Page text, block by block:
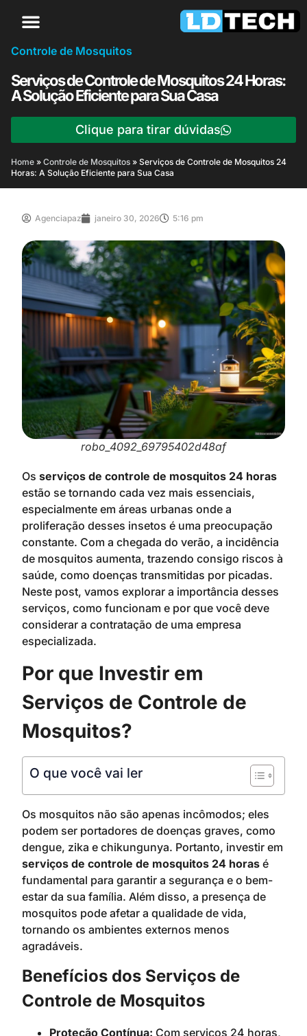
Controle de Mosquitos
Serviços de Controle de Mosquitos 24 Horas:
A Solução Eficiente para Sua Casa
Clique para tirar dúvidas
Home » Controle de Mosquitos » Serviços de Controle de Mosquitos 24
Horas: A Solução Eficiente para Sua Casa
Agenciapaz janeiro 30, 2026 5:16 pm
robo_4092_69795402d48af
Os serviços de controle de mosquitos 24 horas
estão se tornando cada vez mais essenciais,
especialmente em áreas urbanas onde a
proliferação desses insetos é uma preocupação
constante. Com a chegada do verão, a incidência
de mosquitos aumenta, trazendo consigo riscos à
saúde, como doenças transmitidas por picadas.
Neste post, vamos explorar a importância desses
serviços, como funcionam e por que você deve
considerar a contratação de uma empresa
especializada.
Por que Investir em
Serviços de Controle de
Mosquitos?
O que você vai ler
Os mosquitos não são apenas incômodos; eles
podem ser portadores de doenças graves, como
dengue, zika e chikungunya. Portanto, investir em
serviços de controle de mosquitos 24 horas é
fundamental para garantir a segurança e o bem-
estar da sua família. Além disso, a presença de
mosquitos pode afetar a qualidade de vida,
tornando os ambientes externos menos
agradáveis.
Benefícios dos Serviços de
Controle de Mosquitos
Proteção Contínua: Com serviços 24 horas,